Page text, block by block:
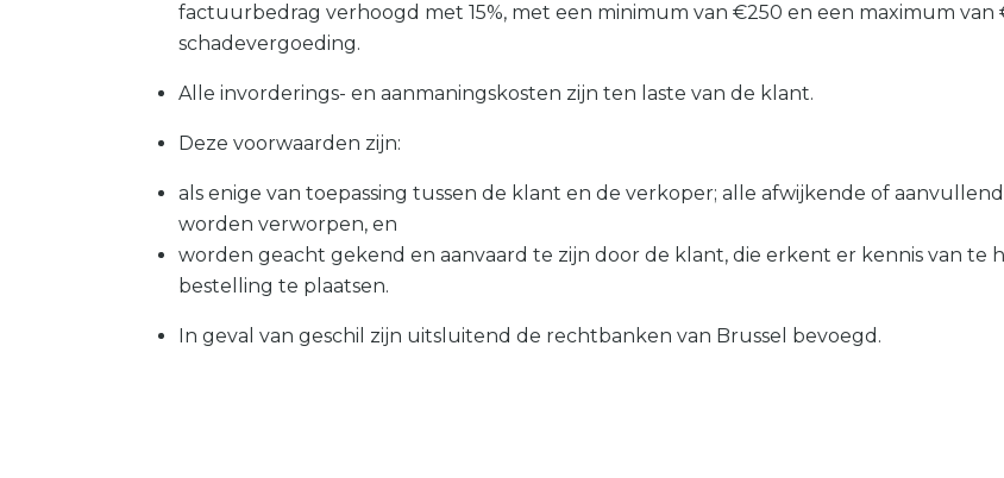
factuurbedrag verhoogd met 15%, met een minimum van €250 en een maximum van
schadevergoeding.
Alle invorderings- en aanmaningskosten zijn ten laste van de klant.
Deze voorwaarden zijn:
als enige van toepassing tussen de klant en de verkoper; alle afwijkende of
worden verworpen, en
worden geacht gekend en aanvaard te zijn door de klant, die erkent er kennis van
bestelling te plaatsen.
In geval van geschil zijn uitsluitend de rechtbanken van Brussel bevoegd.